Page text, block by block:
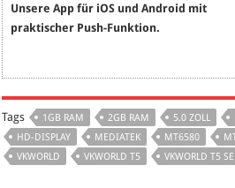
Unsere App für iOS und Android mit
praktischer Push-Funktion.
Tags 1GB RAM 2GB RAM 5.0 ZOLL
HD-DISPLAY
MEDIATEK MT6580
VKWORLD
VKWORLD T5 VKWORLD T5 SE